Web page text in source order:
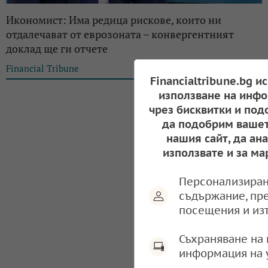
Икономист: Има редица рискове, които ни
отдалечават от еврозоната – конвергентният
доклад ще ги отчете
Financial Tribune
Financialtribune.bg
използване на
чрез бисквитки и
да подобрим
нашия сайт, да
използвате и за
съдържание,
посещения и
Съхраняване
информация на